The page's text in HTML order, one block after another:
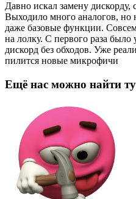
Давно искал замену дискорду,
Выходило много аналогов, но
даже базовые функции.
на лолку. С первого раза было
дискорд без обходов. Уже
пилится новые микрофичи
Ещё нас можно найти